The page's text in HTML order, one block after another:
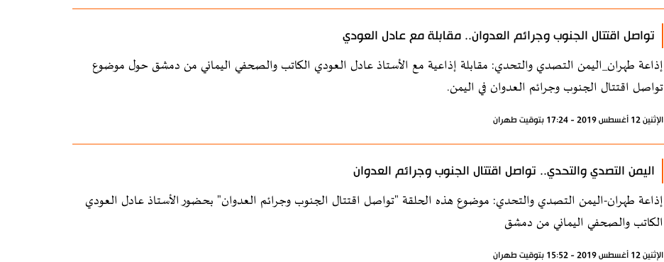
تواصل اقتتال الجنوب وجرائم العدوان.. مقابلة مع عادل العودي
إذاعة طهران_اليمن التصدي والتحدي: مقابلة إذاعية مع الأستاذ عادل العودي الكاتب والصحفي اليماني من دمشق حول موضوع
تواصل اقتتال الجنوب وجرائم العدوان في اليمن.
الإثنين 12 أغسطس 2019 - 17:24 بتوقيت طهران
اليمن التصدي والتحدي.. تواصل اقتتال الجنوب وجرائم العدوان
إذاعة طهران-اليمن التصدي والتحدي: موضوع هذه الحلقة "تواصل اقتتال الجنوب وجرائم العدوان" بحضور الأستاذ عادل العودي
الكاتب والصحفي اليماني من دمشق
الإثنين 12 أغسطس 2019 - 15:52 بتوقيت طهران